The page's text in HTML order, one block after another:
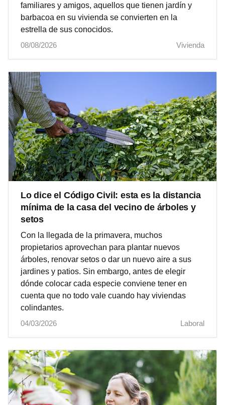
familiares y amigos, aquellos que tienen jardín y
barbacoa en su vivienda se convierten en la
estrella de sus conocidos.
08/08/2026
Vivienda
Lo dice el Código Civil: esta es la distancia
mínima de la casa del vecino de árboles y
setos
Con la llegada de la primavera, muchos
propietarios aprovechan para plantar nuevos
árboles, renovar setos o dar un nuevo aire a sus
jardines y patios. Sin embargo, antes de elegir
dónde colocar cada especie conviene tener en
cuenta que no todo vale cuando hay viviendas
colindantes.
04/03/2026
Laboral